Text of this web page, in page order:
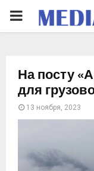
PRIMARY
На посту
для
13 ноября, 2023